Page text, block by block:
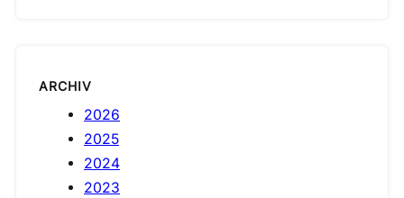
ARCHIV
2026
2025
2024
2023